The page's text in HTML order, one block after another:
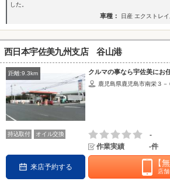
した。
車種： 日産 エクストレ
西日本宇佐美九州支店 谷山港
距離:9.3km クルマの事なら宇佐美にお
鹿児島県鹿児島市南栄３－
持込取付 オイル交換
-
作業実績
-件
来店予約する 【
店